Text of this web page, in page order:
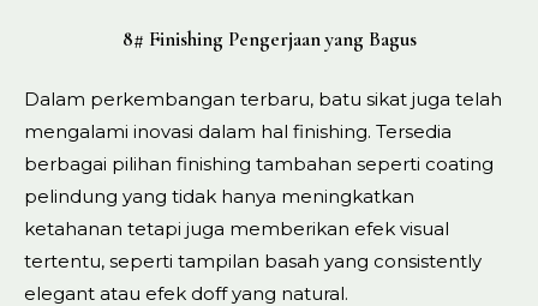
8# Finishing Pengerjaan yang Bagus
Dalam perkembangan terbaru, batu sikat juga telah
mengalami inovasi dalam hal finishing. Tersedia
berbagai pilihan finishing tambahan seperti coating
pelindung yang tidak hanya meningkatkan
ketahanan tetapi juga memberikan efek visual
tertentu, seperti tampilan basah yang consistently
elegant atau efek doff yang natural.